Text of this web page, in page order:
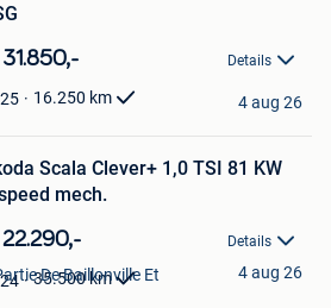
Details
16.250 km 4 aug 26
Scala Clever+ 1,0 TSI 81 KW
mech.
Details
35.500km
De Baillonville Et
4 aug 26